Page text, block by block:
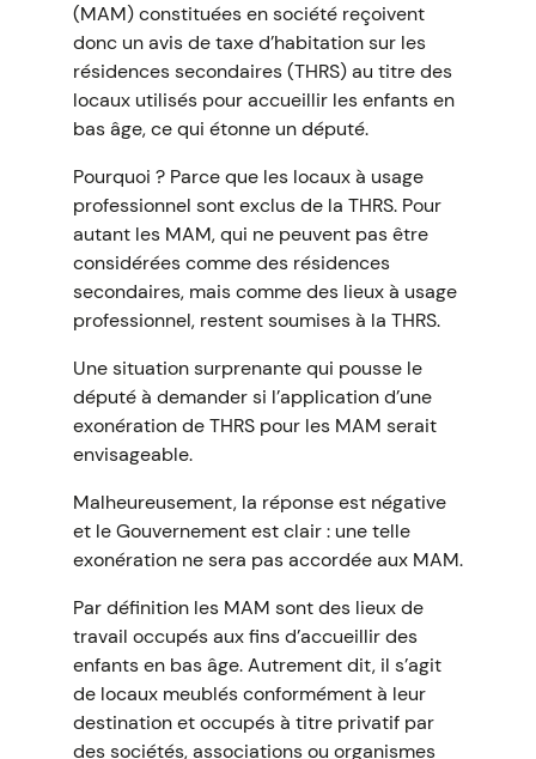
(MAM) constituées en société reçoivent
donc un avis de taxe d’habitation sur les
résidences secondaires (THRS) au titre des
locaux utilisés pour accueillir les enfants en
bas âge, ce qui étonne un député.
Pourquoi ? Parce que les locaux à usage
professionnel sont exclus de la THRS. Pour
autant les MAM, qui ne peuvent pas être
considérées comme des résidences
secondaires, mais comme des lieux à usage
professionnel, restent soumises à la THRS.
Une situation surprenante qui pousse le
député à demander si l’application d’une
exonération de THRS pour les MAM serait
envisageable.
Malheureusement, la réponse est négative
et le Gouvernement est clair : une telle
exonération ne sera pas accordée aux MAM.
Par définition les MAM sont des lieux de
travail occupés aux fins d’accueillir des
enfants en bas âge. Autrement dit, il s’agit
de locaux meublés conformément à leur
destination et occupés à titre privatif par
des sociétés, associations ou organismes